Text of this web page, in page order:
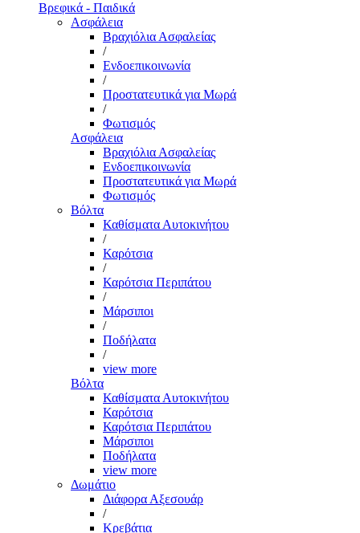
Βρεφικά - Παιδικά
Ασφάλεια
Βραχιόλια Ασφαλείας
/
Ενδοεπικοινωνία
/
Προστατευτικά για Μωρά
/
Φωτισμός
Ασφάλεια
Βραχιόλια Ασφαλείας
Ενδοεπικοινωνία
Προστατευτικά για Μωρά
Φωτισμός
Βόλτα
Καθίσματα Αυτοκινήτου
/
Καρότσια
/
Καρότσια Περιπάτου
/
Μάρσιποι
/
Ποδήλατα
/
view more
Βόλτα
Καθίσματα Αυτοκινήτου
Καρότσια
Καρότσια Περιπάτου
Μάρσιποι
Ποδήλατα
view more
Δωμάτιο
Διάφορα Αξεσουάρ
/
Κρεβάτια